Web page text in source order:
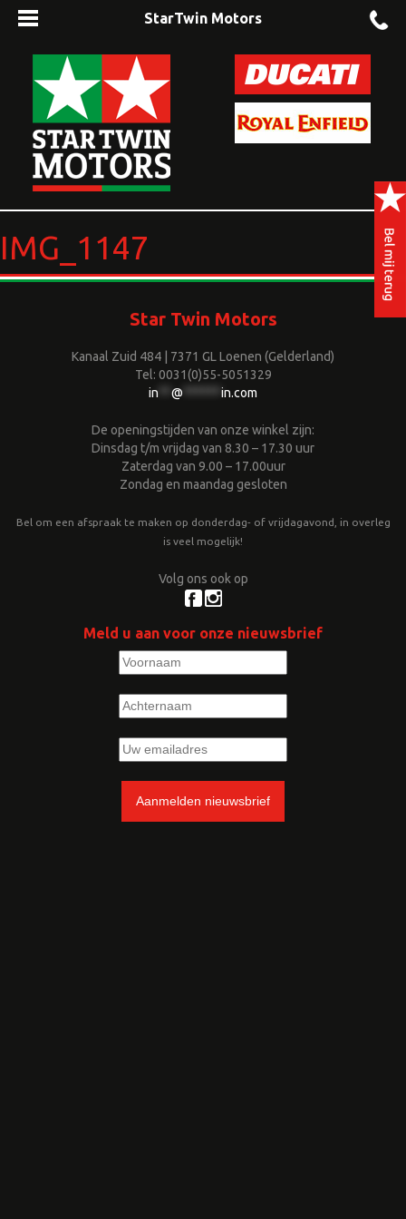
StarTwin Motors
IMG_1147
Star Twin Motors
Kanaal Zuid 484 | 7371 GL Loenen (Gelderland)
Tel: 0031(0)55-5051329
in
@ in.com
De openingstijden van onze winkel zijn:
Dinsdag t/m vrijdag van 8.30 – 17.30 uur
Zaterdag van 9.00 – 17.00uur
Zondag en maandag gesloten
Bel om een afspraak te maken op donderdag- of vrijdagavond, in overleg
is veel mogelijk!
Volg ons ook op
Meld u aan voor onze nieuwsbrief